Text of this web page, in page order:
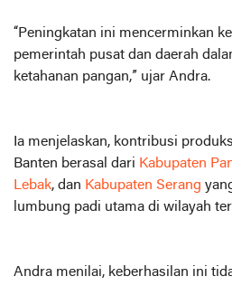
“Peningkatan ini mencerminkan
pemerintah pusat dan daerah
ketahanan pangan,” ujar Andra.
Ia menjelaskan, kontribusi
Banten berasal dari Kabupaten
Lebak, dan Kabupaten Serang
lumbung padi utama di wilayah
Andra menilai, keberhasilan ini